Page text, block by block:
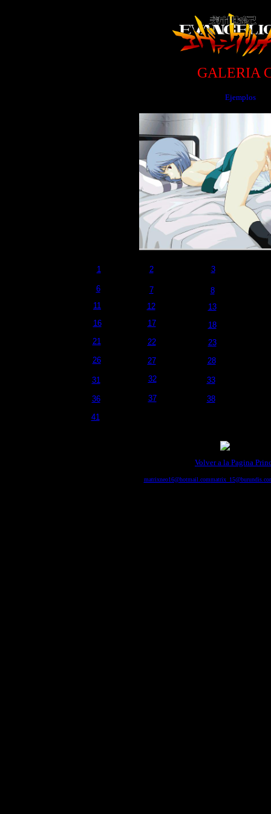
GALERIA
Ejemplos
1 2 3
6 7
8
11
12
13
16
17
18
21
22
23
26
27
28
32
31
33
37
36
38
41
Volver a la Pagina
matrixneo16@hotmail.com